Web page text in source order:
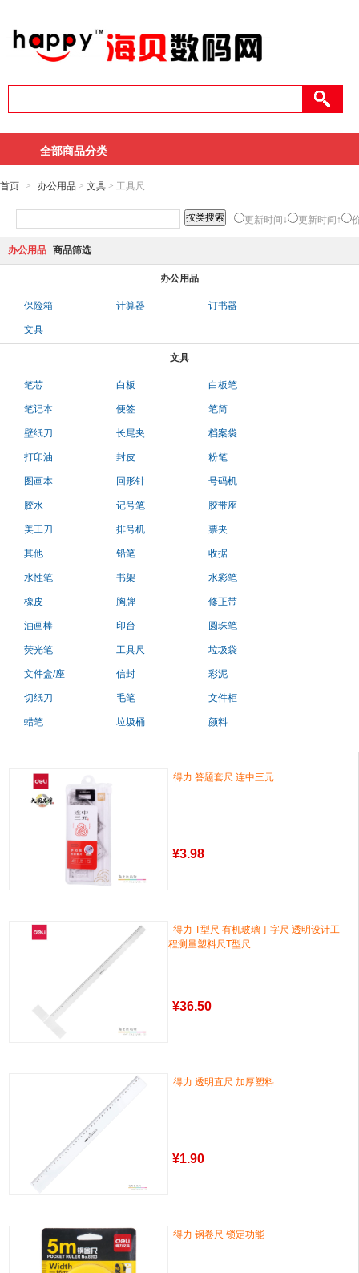
全部商品分类
首页 > 办公用品 > 文具 > 工具尺
更新时间↓ 更新时间↑
办公用品 商品筛选
办公用品
保险箱 计算器 订书器
文具
文具
笔芯 白板 白板笔
笔记本 便签 笔筒
壁纸刀 长尾夹 档案袋
打印油 封皮 粉笔
图画本 回形针 号码机
胶水 记号笔 胶带座
美工刀 排号机 票夹
其他 铅笔 收据
水性笔 书架 水彩笔
橡皮 胸牌 修正带
油画棒 印台 圆珠笔
荧光笔 工具尺 垃圾袋
文件盒/座 信封 彩泥
切纸刀 毛笔 文件柜
蜡笔 垃圾桶 颜料
得力 答题套尺 连中三元
¥3.98
得力 T型尺 有机玻璃丁字尺 透明设计工
程测量塑料尺T型尺
¥36.50
得力 透明直尺 加厚塑料
¥1.90
得力 钢卷尺 锁定功能